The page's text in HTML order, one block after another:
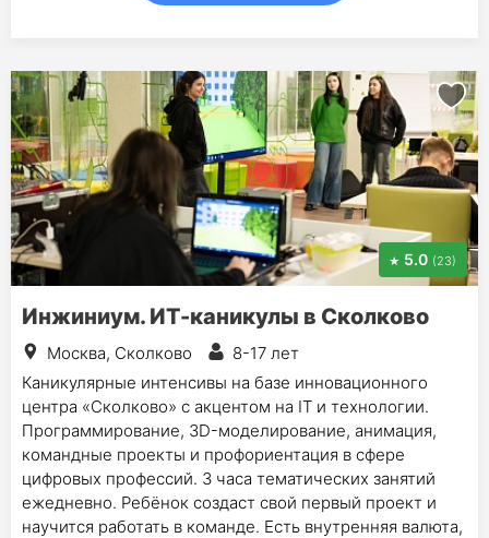
5.0 (23)
Инжиниум. ИТ-каникулы в Сколково
Москва, Сколково
8-17 лет
Каникулярные интенсивы на базе инновационного
центра «Сколково» с акцентом на IT и технологии.
Программирование, 3D-моделирование, анимация,
командные проекты и профориентация в сфере
цифровых профессий. 3 часа тематических занятий
ежедневно. Ребёнок создаст свой первый проект и
научится работать в команде. Есть внутренняя валюта,